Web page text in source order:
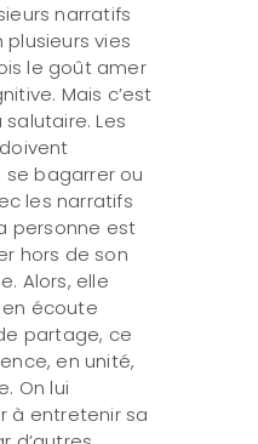
narratifs
vies
le goût amer
Mais c’est
Les
se bagarrer ou
les narratifs
personne est
hors de son
Alors, elle
écoute
partage, ce
en unité,
On lui
à entretenir sa